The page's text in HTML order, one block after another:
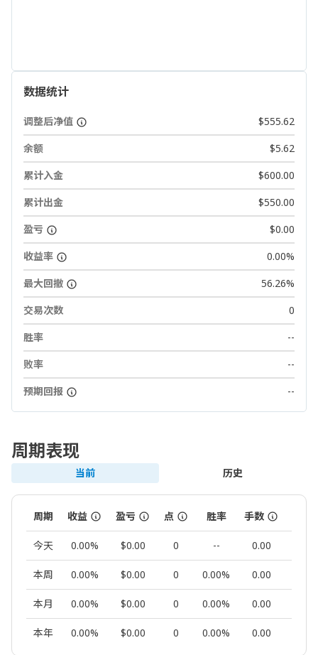
数据统计
调整后净值
$555.62
余额
$5.62
累计入金
$600.00
累计出金
$550.00
盈亏
$0.00
收益率
0.00%
最大回撤
56.26%
交易次数
0
胜率
--
败率
--
预期回报
--
周期表现
当前 历史
周期 收益 盈亏 点 胜率 手数
今天 0.00% $0.00 0 -- 0.00
本周 0.00% $0.00 0 0.00% 0.00
本月 0.00% $0.00 0 0.00% 0.00
本年 0.00% $0.00 0 0.00% 0.00